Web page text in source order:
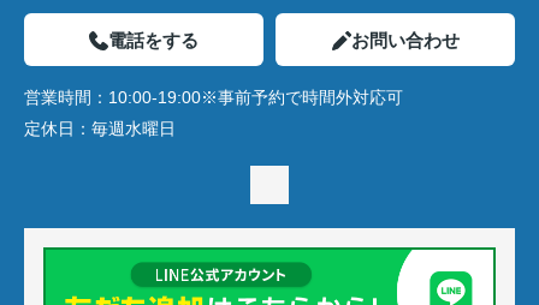
電話をする お問い合わせ
営業時間： 10:00-19:00※事前予約で時間外対応可
定休日： 毎週水曜日